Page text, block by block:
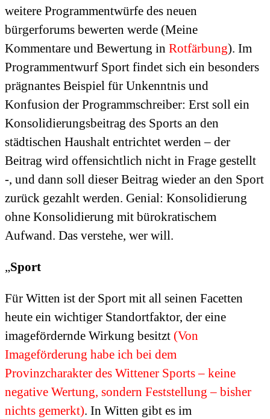
weitere Programmentwürfe des neuen
bürgerforums bewerten werde (Meine
Kommentare und Bewertung in Rotfärbung). Im
Programmentwurf Sport findet sich ein besonders
prägnantes Beispiel für Unkenntnis und
Konfusion der Programmschreiber: Erst soll ein
Konsolidierungsbeitrag des Sports an den
städtischen Haushalt entrichtet werden – der
Beitrag wird offensichtlich nicht in Frage gestellt
-, und dann soll dieser Beitrag wieder an den Sport
zurück gezahlt werden. Genial: Konsolidierung
ohne Konsolidierung mit bürokratischem
Aufwand. Das verstehe, wer will.
„Sport
Für Witten ist der Sport mit all seinen Facetten
heute ein wichtiger Standortfaktor, der eine
imagefördernde Wirkung besitzt (Von
Imageförderung habe ich bei dem
Provinzcharakter des Wittener Sports – keine
negative Wertung, sondern Feststellung – bisher
nichts gemerkt). In Witten gibt es im